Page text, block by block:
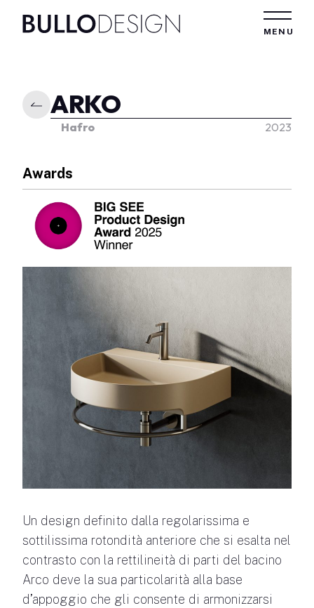
MENU
ARKO
Hafro 2023
Awards
Un design definito dalla regolarissima e
sottilissima rotondità anteriore che si esalta nel
contrasto con la rettilineità di parti del bacino
Arco deve la sua particolarità alla base
d’appoggio che gli consente di armonizzarsi